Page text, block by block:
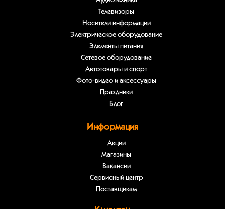
Телевизоры
Носители информации
Электрическое оборудование
Элементы питания
Сетевое оборудование
Автотовары и спорт
Фото-видео и аксессуары
Праздники
Блог
Информация
Акции
Магазины
Вакансии
Сервисный центр
Поставщикам